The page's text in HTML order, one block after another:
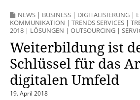
NEWS | BUSINESS | DIGITALISIERUNG |
KOMMUNIKATION | TRENDS SERVICES |
2018 | LÖSUNGEN | OUTSOURCING |
Weiterbildung ist
Schlüssel für das
digitalen Umfeld
19. April 2018